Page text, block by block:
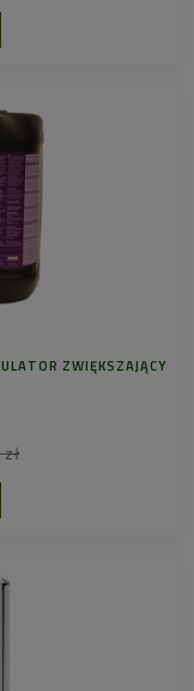
ZWIĘKSZAJĄCY